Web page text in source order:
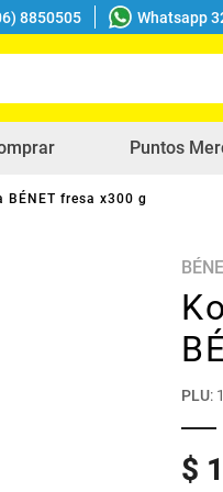
8850505 Whatsapp
Puntos
BÉNET fresa x300 g
PLU:
$